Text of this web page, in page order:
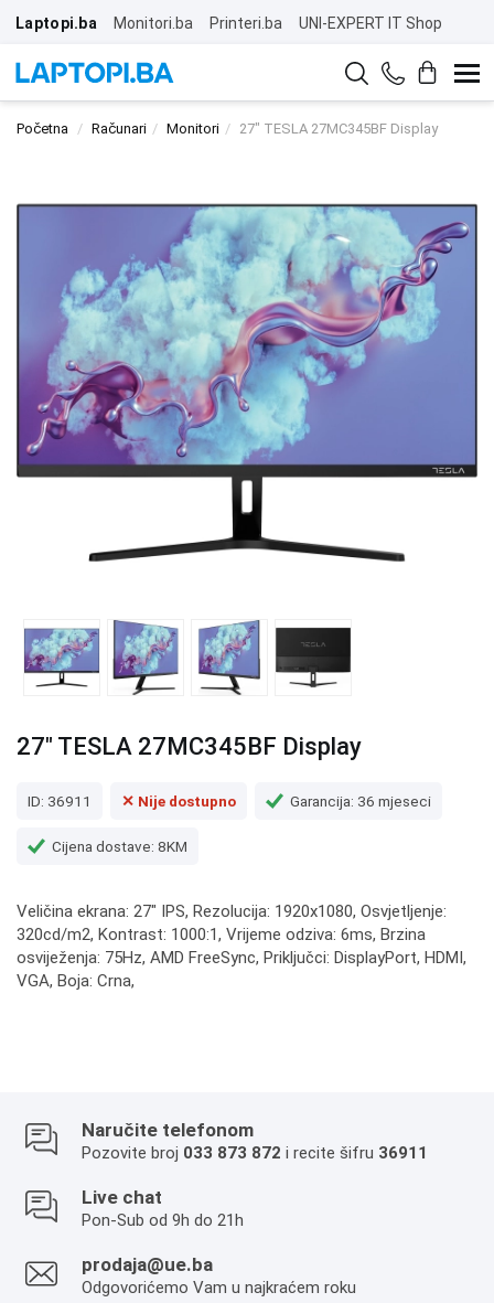
Laptopi.ba Monitori.ba Printeri.ba UNI-EXPERT IT Shop
Početna Računari Monitori 27" TESLA 27MC345BF Display
27" TESLA 27MC345BF Display
ID: 36911 ✕ Nije dostupno Garancija: 36 mjeseci
Cijena dostave: 8KM
Veličina ekrana: 27" IPS, Rezolucija: 1920x1080, Osvjetljenje:
320cd/m2, Kontrast: 1000:1, Vrijeme odziva: 6ms, Brzina
osviježenja: 75Hz, AMD FreeSync, Priključci: DisplayPort, HDMI,
VGA, Boja: Crna,
Naručite telefonom
Pozovite broj 033 873 872 i recite šifru 36911
Live chat
Pon-Sub od 9h do 21h
prodaja@ue.ba
Odgovorićemo Vam u najkraćem roku